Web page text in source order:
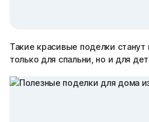
Такие красивые поделки
только для спальни, но и для